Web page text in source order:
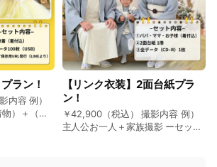
ラン！
内容 例）
）＋（ド
【リンク衣装】2面台紙プラ
ン！
￥42,900（税込） 撮影内容 例）
主人公お一人＋家族撮影 ーセット